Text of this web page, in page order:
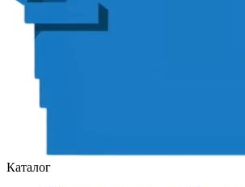
Каталог